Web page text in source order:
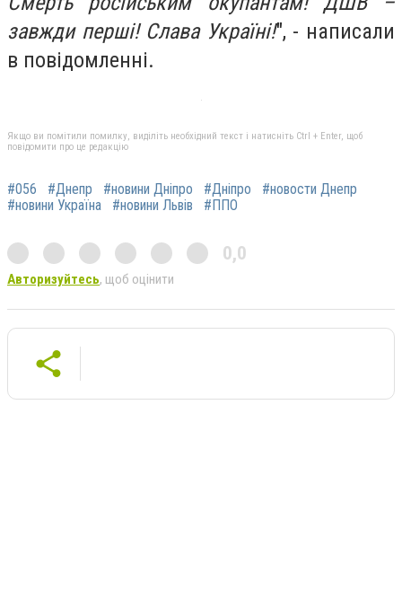
завжди перші! Слава Україні!", - написали
в повідомленні.
Якщо ви помітили помилку, виділіть необхідний текст і натисніть Ctrl + Enter, щоб
повідомити про це редакцію
#056 #Днепр #новини Дніпро #Дніпро
#новости Днепр
#новини Україна
#новини Львів #ППО
0,0
Авторизуйтесь, щоб оцінити